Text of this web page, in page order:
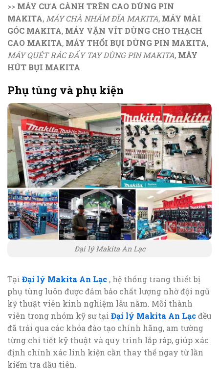
>> MÁY CƯA CÀNH TRÊN CAO DÙNG PIN
MAKITA, MÁY CHÀ NHÁM ĐĨA MAKITA, MÁY MÀI
GÓC MAKITA, MÁY VẶN VÍT DÙNG CHO THẠCH
CAO MAKITA, MÁY THỔI BỤI DÙNG PIN MAKITA,
MÁY QUÉT RÁC ĐẨY TAY DÙNG PIN MAKITA, MÁY
HÚT BỤI MAKITA
Phụ tùng và phụ kiện
Đại lý Makita An Lạc
Tại Đại lý Makita An Lạc , hệ thống trang thiết bị
phụ tùng luôn được đảm bảo chất lượng nhờ đội ngũ
kỹ thuật viên kinh nghiệm lâu năm. Mỗi thành
viên trong nhóm kỹ sư tại Đại lý Makita An Lạc đều
đã trải qua các khóa đào tạo chính hãng, am tường
từng chi tiết kỹ thuật và quy trình lắp ráp, giúp xác
định chính xác linh kiện cần thay thế ngay từ lần
kiểm tra đầu tiên.